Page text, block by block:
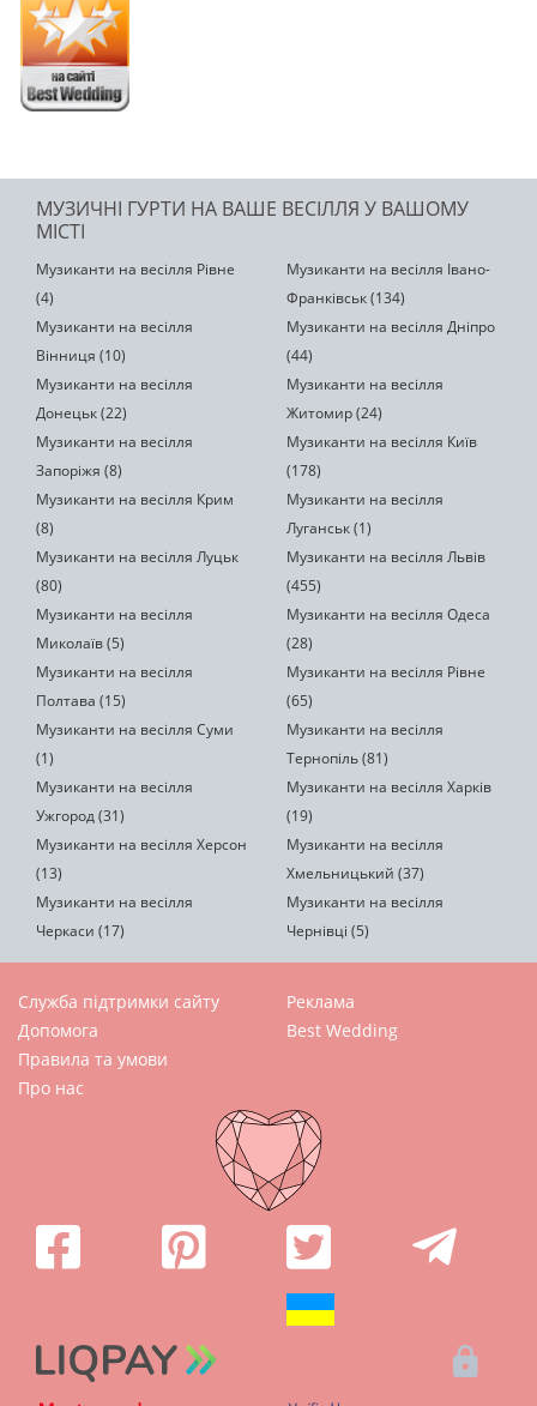
МУЗИЧНІ ГУРТИ НА ВАШЕ ВЕСІЛЛЯ У ВАШОМУ
МІСТІ
Музиканти на весілля Рівне
(4)
Музиканти на весілля Івано-
Франківськ (134)
Музиканти на весілля
Вінниця (10)
Музиканти на весілля Дніпро
(44)
Музиканти на весілля
Донецьк (22)
Музиканти на весілля
Житомир (24)
Музиканти на весілля
Запоріжя (8)
Музиканти на весілля Київ
(178)
Музиканти на весілля Крим
(8)
Музиканти на весілля
Луганськ (1)
Музиканти на весілля Луцьк
(80)
Музиканти на весілля Львів
(455)
Музиканти на весілля
Миколаїв (5)
Музиканти на весілля Одеса
(28)
Музиканти на весілля
Полтава (15)
Музиканти на весілля Рівне
(65)
Музиканти на весілля Суми
(1)
Музиканти на весілля
Тернопіль (81)
Музиканти на весілля
Ужгород (31)
Музиканти на весілля Харків
(19)
Музиканти на весілля Херсон
(13)
Музиканти на весілля
Хмельницький (37)
Музиканти на весілля
Черкаси (17)
Музиканти на весілля
Чернівці (5)
Служба підтримки сайту
Допомога
Правила та умови
Про нас
Реклама
Best Wedding